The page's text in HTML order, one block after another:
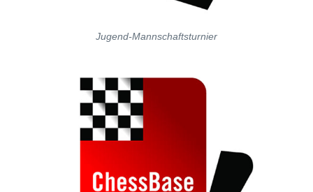
Jugend-Mannschaftsturnier